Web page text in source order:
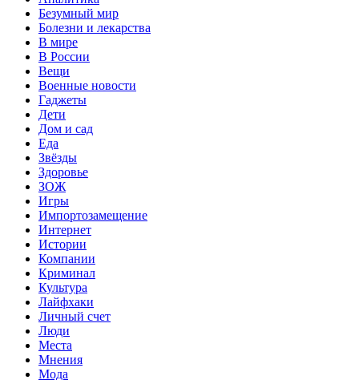
Безумный мир
Болезни и лекарства
В мире
В России
Вещи
Военные новости
Гаджеты
Дети
Дом и сад
Еда
Звёзды
Здоровье
ЗОЖ
Игры
Импортозамещение
Интернет
Истории
Компании
Криминал
Культура
Лайфхаки
Личный счет
Люди
Места
Мнения
Мода